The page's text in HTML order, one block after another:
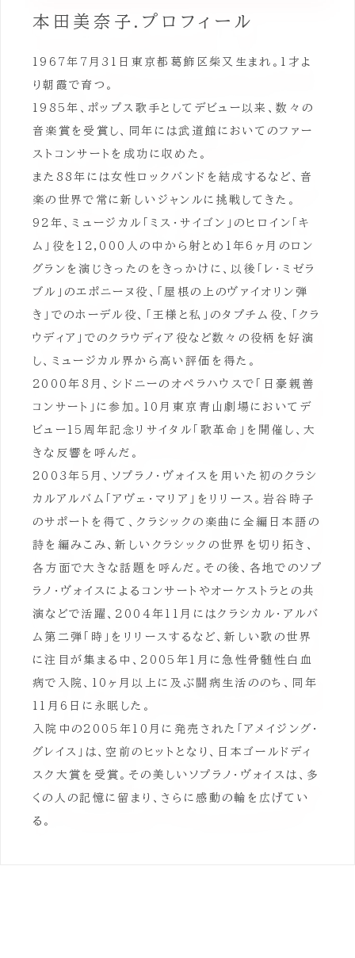
本田美奈子.プロフィール
1967年7月31日東京都葛飾区柴又生まれ。1才よ
り朝霞で育つ。
1985年、ポップス歌手としてデビュー以来、数々の
音楽賞を受賞し、同年には武道館においてのファー
ストコンサートを成功に収めた。
また88年には女性ロックバンドを結成するなど、音
楽の世界で常に新しいジャンルに挑戦してきた。
92年、ミュージカル「ミス・サイゴン」のヒロイン「キ
ム」役を12,000人の中から射とめ1年6ヶ月のロン
グランを演じきったのをきっかけに、以後「レ・ミゼラ
ブル」のエポニーヌ役、「屋根の上のヴァイオリン弾
き」でのホーデル役、「王様と私」のタプチム役、「クラ
ウディア」でのクラウディア役など数々の役柄を好演
し、ミュージカル界から高い評価を得た。
2000年8月、シドニーのオペラハウスで「日豪親善
コンサート」に参加。10月東京青山劇場においてデ
ビュー15周年記念リサイタル「歌革命」を開催し、大
きな反響を呼んだ。
2003年5月、ソプラノ・ヴォイスを用いた初のクラシ
カルアルバム「アヴェ・マリア」をリリース。岩谷時子
のサポートを得て、クラシックの楽曲に全編日本語の
詩を編みこみ、新しいクラシックの世界を切り拓き、
各方面で大きな話題を呼んだ。その後、各地でのソプ
ラノ・ヴォイスによるコンサートやオーケストラとの共
演などで活躍、2004年11月にはクラシカル・アルバ
ム第二弾「時」をリリースするなど、新しい歌の世界
に注目が集まる中、2005年1月に急性骨髄性白血
病で入院、10ヶ月以上に及ぶ闘病生活ののち、同年
11月6日に永眠した。
入院中の2005年10月に発売された「アメイジング・
グレイス」は、空前のヒットとなり、日本ゴールドディ
スク大賞を受賞。その美しいソプラノ・ヴォイスは、多
くの人の記憶に留まり、さらに感動の輪を広げてい
る。